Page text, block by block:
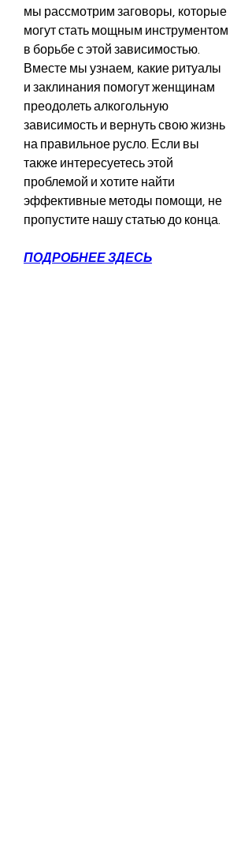
мы рассмотрим заговоры, которые
могут стать мощным инструментом
в борьбе с этой зависимостью.
Вместе мы узнаем, какие ритуалы
и заклинания помогут женщинам
преодолеть алкогольную
зависимость и вернуть свою жизнь
на правильное русло. Если вы
также интересуетесь этой
проблемой и хотите найти
эффективные методы помощи, не
пропустите нашу статью до конца.
ПОДРОБНЕЕ ЗДЕСЬ